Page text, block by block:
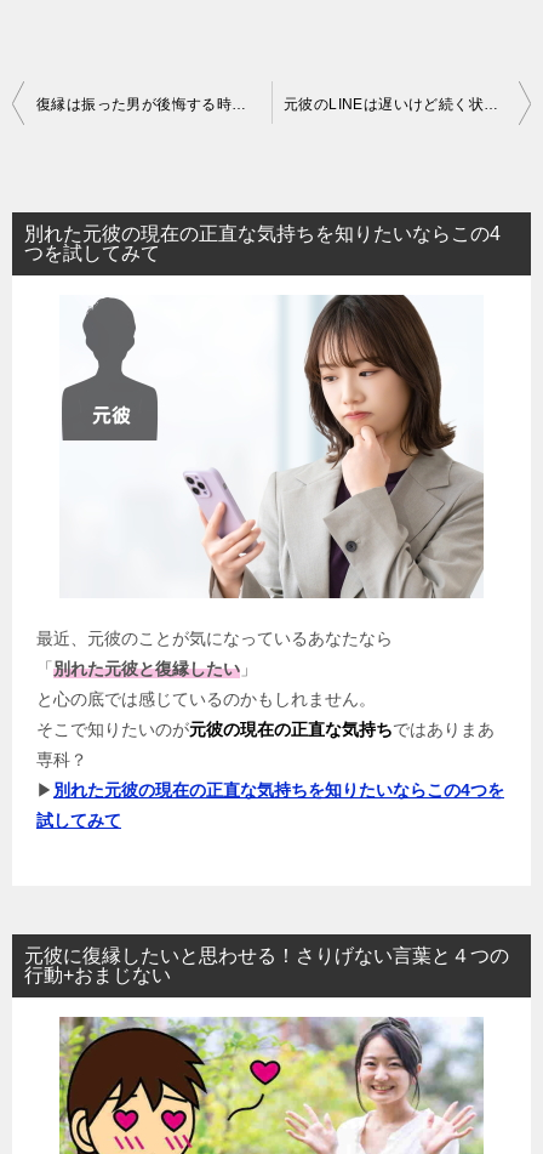
投
ビ
ゲ
別れた元彼の現在の正直な気持ちを知りたいならこの4
つを試してみて
最近、元彼のことが気になっているあなたなら
「 別れた元彼と復縁したい 」
と心の底では感じているのかもしれません。
そこで知りたいのが元彼の現在の正直な気持ちではありまあ
専科？
▶ 別れた元彼の現在の正直な気持ちを知りたいならこの4つを
試してみて
元彼に復縁したいと思わせる！さりげない言葉と４つの
行動+おまじない